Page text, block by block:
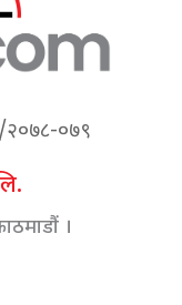
२०७८-०७९
।